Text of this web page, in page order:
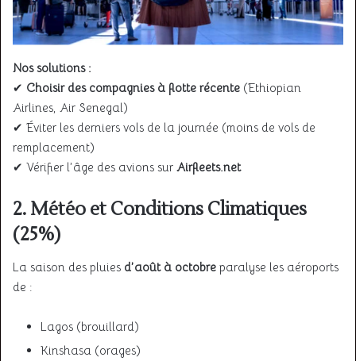
Nos solutions :
✔ Choisir des compagnies à flotte récente (Ethiopian
Airlines, Air Senegal)
✔ Éviter les derniers vols de la journée (moins de vols de
remplacement)
✔ Vérifier l’âge des avions sur Airfleets.net
2. Météo et Conditions Climatiques
(25%)
La saison des pluies d’août à octobre paralyse les aéroports
de :
Lagos (brouillard)
Kinshasa (orages)